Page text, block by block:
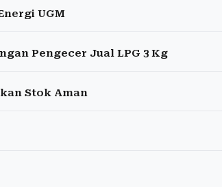
UGM
Pengecer Jual LPG 3 Kg
Stok Aman